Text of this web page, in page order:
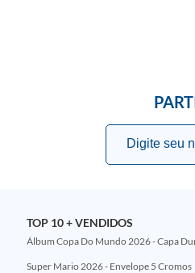
TOP 10 + VENDIDOS
Álbum Copa Do Mundo 2026 - Capa
Super Mario 2026 - Envelope 5 Cromos